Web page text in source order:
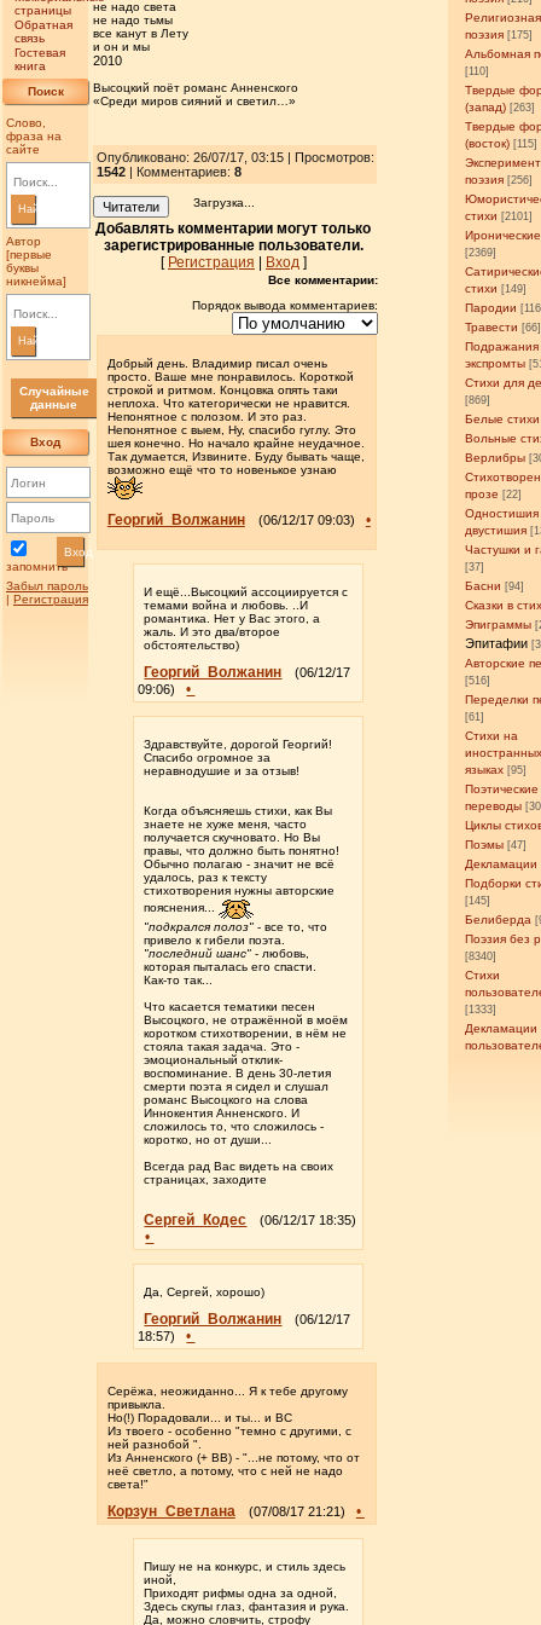
страницы
Обратная
связь
Гостевая
книга
Поиск
Слово,
фраза на
сайте
Найти
Автор
[первые
буквы
никнейма]
Найти
Случайные
данные
Вход
запомнить
Вход
Забыл пароль
| Регистрация
Религиозная
поэзия [175]
Альбомная
[110]
Твердые
(запад) [263]
Твердые
(восток) [115]
поэзия [256]
стихи [2101]
[2369]
стихи [149]
Пародии
Травести [66]
Подражания
экспромты
Стихи для
[869]
Белые стихи
Вольные
Верлибры
прозе [22]
Одностишия
двустишия
Частушки и
[37]
Басни [94]
Сказки в
Эпиграммы
Эпитафии
Авторские
[516]
Переделки
[61]
Стихи на
языках [95]
Поэтические
переводы
Циклы
Поэмы [47]
Декламации
Подборки
[145]
Белиберда
Поэзия без
[8340]
Стихи
[1333]
Декламации
не надо света
не надо тьмы
все канут в Лету
и он и мы
2010
Высоцкий поёт романс Анненского
«Среди миров сияний и светил…»
Опубликовано: 26/07/17, 03:15 | Просмотров:
1542| Комментариев: 8
Читатели Загрузка...
Добавлять комментарии могут только
зарегистрированные пользователи.
[ Регистрация Вход]
Все комментарии:
Порядок вывода комментариев:
Добрый день. Владимир писал очень
просто. Ваше мне понравилось. Короткой
строкой и ритмом. Концовка опять таки
неплоха. Что категорически не нравится.
Непонятное с полозом. И это раз.
Непонятное с выем, Ну, спасибо гуглу. Это
шея конечно. Но начало крайне неудачное.
Так думается, Извините. Буду бывать чаще,
возможно ещё что то новенькое узнаю
Георгий_Волжанин (06/12/17 09:03) •
И ещё...Высоцкий ассоциируется с
темами война и любовь. ..И
романтика. Нет у Вас этого, а
жаль. И это два/второе
обстоятельство)
Георгий_Волжанин
(06/12/17
09:06)
•
Здравствуйте, дорогой Георгий!
Спасибо огромное за
неравнодушие и за отзыв!
Когда объясняешь стихи, как Вы
знаете не хуже меня, часто
получается скучновато. Но Вы
правы, что должно быть понятно!
Обычно полагаю - значит не всё
удалось, раз к тексту
стихотворения нужны авторские
пояснения...
"подкрался полоз" - все то, что
привело к гибели поэта.
"последний шанс" - любовь,
которая пыталась его спасти.
Как-то так...
Что касается тематики песен
Высоцкого, не отражённой в моём
коротком стихотворении, в нём не
стояла такая задача. Это -
эмоциональный отклик-
воспоминание. В день 30-летия
смерти поэта я сидел и слушал
романс Высоцкого на слова
Иннокентия Анненского. И
сложилось то, что сложилось -
коротко, но от души...
Всегда рад Вас видеть на своих
страницах, заходите
Сергей_Кодес (06/12/17 18:35)
•
Да, Сергей, хорошо)
Георгий_Волжанин
(06/12/17
18:57)
•
Серёжа, неожиданно... Я к тебе другому
привыкла.
Но(!) Порадовали... и ты... и ВС
Из твоего - особенно "темно с другими, с
ней разнобой ".
Из Анненского (+ ВВ) - "...не потому, что от
неё светло, а потому, что с ней не надо
света!"
Корзун_Светлана (07/08/17 21:21) •
Пишу не на конкурс, и стиль здесь
иной,
Приходят рифмы одна за одной,
Здесь скупы глаз, фантазия и рука.
Да, можно словчить, строфу